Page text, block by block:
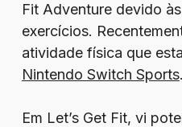
Fit Adventure devido
exercícios.
atividade física que
Nintendo Switch Sports.
Em Let’s Get Fit, vi